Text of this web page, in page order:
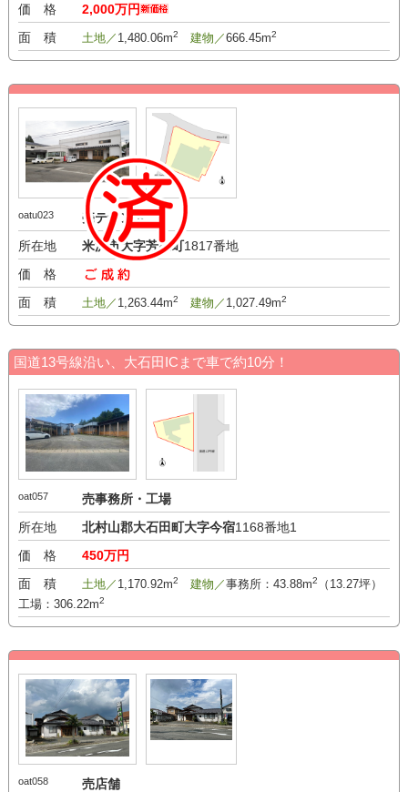
価 格
2,000万円
面 積
土地／ 1,480.06m2 建物／666.45m2
oatu023
売テナント
所在地
米沢市大字芳泉町1817番地
価 格
－万円
面 積
土地／ 1,263.44m2 建物／ 1,027.49m2
国道13号線沿い、大石田ICまで車で約10分！
oat057
売事務所・工場
所在地
北村山郡大石田町大字今宿1168番地1
価 格
450万円
面 積
土地／ 1,170.92m2 建物／事務所：43.88m2
（13.27坪）
工場：306.22m2
oat058
売店舗